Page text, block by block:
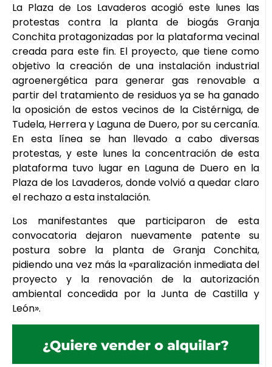
La Plaza de Los Lavaderos acogió este lunes las
protestas contra la planta de biogás Granja
Conchita protagonizadas por la plataforma vecinal
creada para este fin. El proyecto, que tiene como
objetivo la creación de una instalación industrial
agroenergética para generar gas renovable a
partir del tratamiento de residuos ya se ha ganado
la oposición de estos vecinos de la Cistérniga, de
Tudela, Herrera y Laguna de Duero, por su cercanía.
En esta línea se han llevado a cabo diversas
protestas, y este lunes la concentración de esta
plataforma tuvo lugar en Laguna de Duero en la
Plaza de los Lavaderos, donde volvió a quedar claro
el rechazo a esta instalación.
Los manifestantes que participaron de esta
convocatoria dejaron nuevamente patente su
postura sobre la planta de Granja Conchita,
pidiendo una vez más la «paralización inmediata del
proyecto y la renovación de la autorización
ambiental concedida por la Junta de Castilla y
León».